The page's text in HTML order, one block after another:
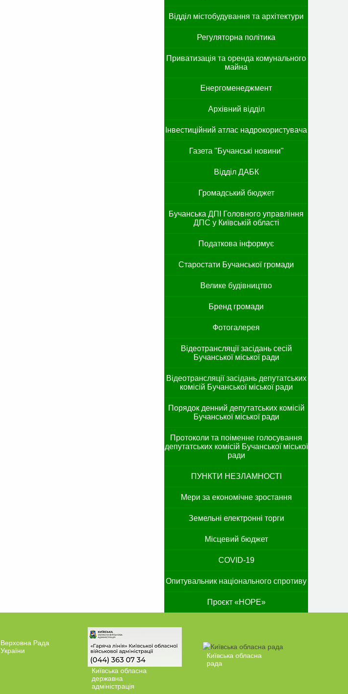
Відділ містобудування та архітектури
Регуляторна політика
Приватизація та оренда комунального
майна
Енергоменеджмент
Архівний відділ
Інвестиційний атлас надрокористувача
Газета "Бучанські новини"
Відділ ДАБК
Громадський бюджет
Бучанська ДПІ Головного управління
ДПС у Київській області
Податкова інформує
Старостати Бучанської громади
Велике будівництво
Бренд громади
Фотогалерея
Відеотрансляції засідань сесій
Бучанської міської ради
Відеотрансляції засідань депутатських
комісій Бучанської міської ради
Порядок денний депутатських комісій
Бучанської міської ради
Протоколи та поіменне голосування
депутатських комісій Бучанської міської
ради
ПУНКТИ НЕЗЛАМНОСТІ
Мери за економічне зростання
Земельні електронні торги
Місцевий бюджет
COVID-19
Опитувальник національного спротиву
Проєкт «HOPE»
Верховна Рада
України
Київська обласна
державна
адміністрація
Київська обласна
рада